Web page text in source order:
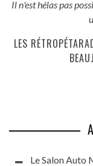
Il n'est hélas pas
LES
Le Salon Auto